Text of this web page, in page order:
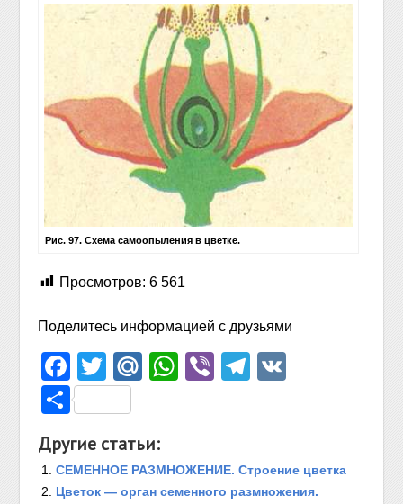
Рис. 97. Схема самоопыления в цветке.
Просмотров: 6 561
Поделитесь информацией с друзьями
Facebook
Twitter
Mail.Ru
WhatsApp
ViberTelegram
Отправить
Другие статьи:
СЕМЕННОЕ РАЗМНОЖЕНИЕ. Строение цветка
Цветок — орган семенного размножения.